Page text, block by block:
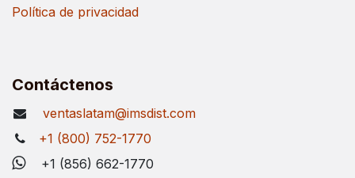
Política de privacidad
Contáctenos
ventaslatam@imsdist.com
+1 (800) 752-1770
+1 (856) 662-1770